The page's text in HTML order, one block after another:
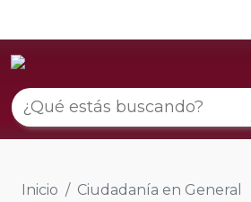
Inicio
Ciudadanía en General